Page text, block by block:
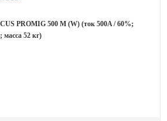
PROMIG 500 M (W) (ток 500A / 60%;
масса 52 кг)